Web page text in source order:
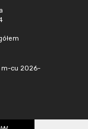
m-cu 2026-